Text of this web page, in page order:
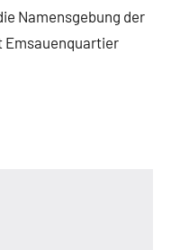
Namensgebung der
Emsauenquartier